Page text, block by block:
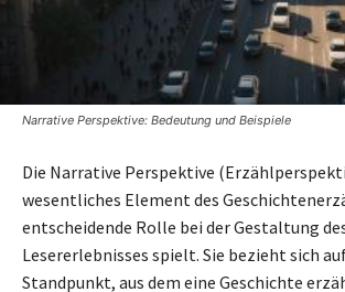
Narrative Perspektive: Bedeutung und Beispiele
Die Narrative Perspektive
wesentliches Element des
entscheidende Rolle bei der Gestaltung
Lesererlebnisses spielt. Sie bezieht sich
Standpunkt, aus dem eine Geschichte